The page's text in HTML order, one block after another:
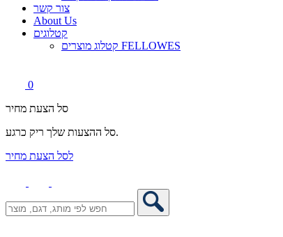
צור קשר
About Us
קטלוגים
קטלוג מוצרים FELLOWES
0
סל הצעת מחיר
סל ההצעות שלך ריק כרגע.
לסל הצעת מחיר